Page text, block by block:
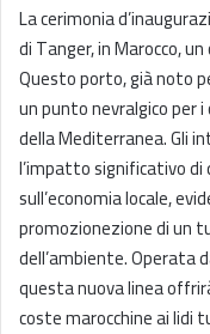
La cerimonia
di Tanger, in Marocco,
Questo porto, già noto
un punto nevralgico per
della Mediterranea. Gli
l’impatto significativo di
sull’economia locale,
promozionezione di un
dell’ambiente. Operata
questa nuova linea
coste marocchine ai lidi